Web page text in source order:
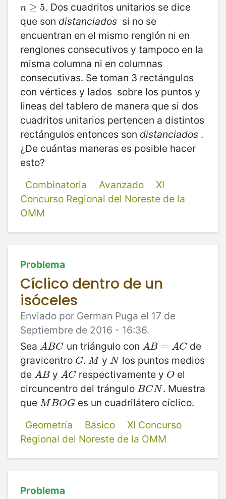
n ≥ 5
n≥5
. Dos cuadritos unitarios se dice
que son distanciados si no se
encuentran en el mismo renglón ni en
renglones consecutivos y tampoco en la
misma columna ni en columnas
consecutivas. Se toman 3 rectángulos
con vértices y lados sobre los puntos y
lineas del tablero de manera que si dos
cuadritos unitarios pertencen a distintos
rectángulos entonces son distanciados .
¿De cuántas maneras es posible hacer
esto?
Combinatoria
Avanzado
XI
Concurso Regional del Noreste de la
OMM
Problema
Cíclico dentro de un
isóceles
Enviado por German Puga el 17 de
Septiembre de 2016 - 16:36.
Sea ABC
ABC un triángulo con AB = AC
AB= AC
de
gravicentro G
G. M
M yN
N los puntos medios
de AB
AB y AC
AC respectivamente y O
Oel
circuncentro del trángulo BCN
BCN . Muestra
que MBOG
MBOG
es un cuadrilátero cíclico.
Geometría
Básico
XI Concurso
Regional del Noreste de la OMM
Problema